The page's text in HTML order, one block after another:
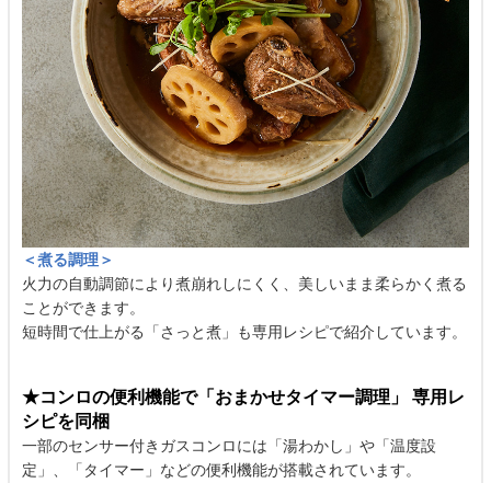
＜煮る調理＞
火力の自動調節により煮崩れしにくく、美しいまま柔らかく煮る
ことができます。
短時間で仕上がる「さっと煮」も専用レシピで紹介しています。
★コンロの便利機能で「おまかせタイマー調理」 専用レ
シピを同梱
一部のセンサー付きガスコンロには「湯わかし」や「温度設
定」、「タイマー」などの便利機能が搭載されています。